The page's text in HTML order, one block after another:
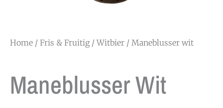
Home / Fris & Fruitig/Witbier / Maneblusser wit
Maneblusser Wit